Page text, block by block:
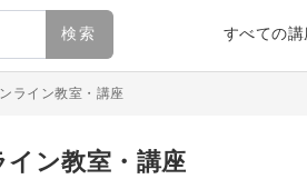
検索 すべての講
ライン教室・講座
ン教室・講座